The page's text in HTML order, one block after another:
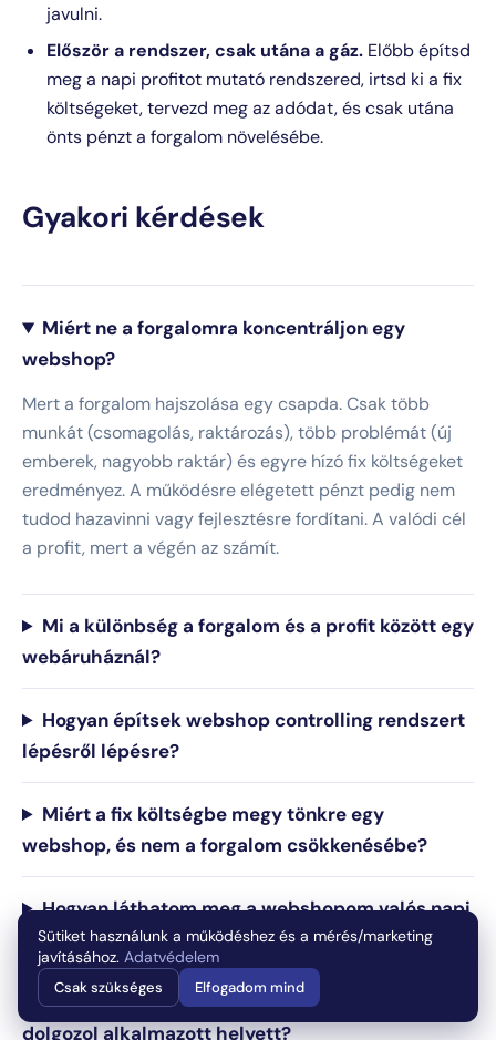
javulni.
Először a rendszer, csak utána a gáz. Előbb építsd
meg a napi profitot mutató rendszered, irtsd ki a fix
költségeket, tervezd meg az adódat, és csak utána
önts pénzt a forgalom növelésébe.
Gyakori kérdések
Miért ne a forgalomra koncentráljon egy
webshop?
Mert a forgalom hajszolása egy csapda. Csak több
munkát (csomagolás, raktározás), több problémát (új
emberek, nagyobb raktár) és egyre hízó fix költségeket
eredményez. A működésre elégetett pénzt pedig nem
tudod hazavinni vagy fejlesztésre fordítani. A valódi cél
a profit, mert a végén az számít.
Mi a különbség a forgalom és a profit között egy
webáruháznál?
Hogyan építsek webshop controlling rendszert
lépésről lépésre?
Miért a fix költségbe megy tönkre egy
webshop, és nem a forgalom csökkenésébe?
Hogyan láthatom meg a webshopom valós napi
profitját?
Mennyi adót lehet spórolni, ha alvállalkozóval
dolgozol alkalmazott helyett?
Sütiket használunk a működéshez és a mérés/marketing
javításához. Adatvédelem
Csak szükséges Elfogadom mind